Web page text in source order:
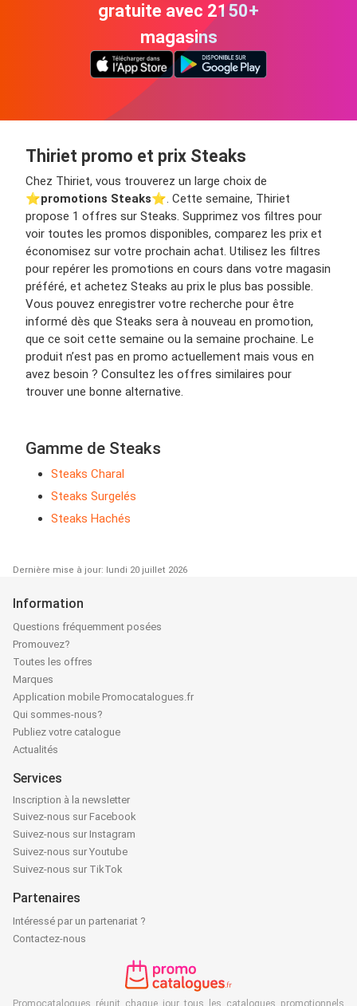
gratuite avec 2150+
magasins
Thiriet promo et prix Steaks
Chez Thiriet, vous trouverez un large choix de
⭐️promotions Steaks⭐️. Cette semaine, Thiriet
propose 1 offres sur Steaks. Supprimez vos filtres pour
voir toutes les promos disponibles, comparez les prix et
économisez sur votre prochain achat. Utilisez les filtres
pour repérer les promotions en cours dans votre magasin
préféré, et achetez Steaks au prix le plus bas possible.
Vous pouvez enregistrer votre recherche pour être
informé dès que Steaks sera à nouveau en promotion,
que ce soit cette semaine ou la semaine prochaine. Le
produit n’est pas en promo actuellement mais vous en
avez besoin ? Consultez les offres similaires pour
trouver une bonne alternative.
Gamme de Steaks
Steaks Charal
Steaks Surgelés
Steaks Hachés
Dernière mise à jour: lundi 20 juillet 2026
Information
Questions fréquemment posées
Promouvez?
Toutes les offres
Marques
Application mobile Promocatalogues.fr
Qui sommes-nous?
Publiez votre catalogue
Actualités
Services
Inscription à la newsletter
Suivez-nous sur Facebook
Suivez-nous sur Instagram
Suivez-nous sur Youtube
Suivez-nous sur TikTok
Partenaires
Intéressé par un partenariat ?
Contactez-nous
Promocatalogues réunit chaque jour tous les catalogues promotionnels